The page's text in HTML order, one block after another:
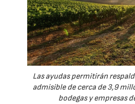
Las ayudas permitirán
admisible de cerca de 3,9
bodegas y empresas